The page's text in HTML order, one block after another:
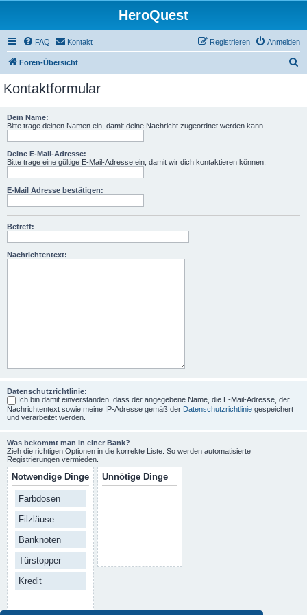
HeroQuest
FAQ Kontakt Anmelden
Registrieren
Foren-Übersicht
Kontaktformular
Dein Name:
Bitte trage deinen Namen ein, damit deine Nachricht zugeordnet werden kann.
Deine E-Mail-Adresse:
Bitte trage eine gültige E-Mail-Adresse ein, damit wir dich kontaktieren können.
E-Mail Adresse bestätigen:
Betreff:
Nachrichtentext:
Datenschutzrichtlinie:
Ich bin damit einverstanden, dass der angegebene Name, die E-Mail-Adresse, der
Nachrichtentext sowie meine IP-Adresse gemäß der Datenschutzrichtlinie gespeichert
und verarbeitet werden.
Was bekommt man in einer Bank?
Zieh die richtigen Optionen in die korrekte Liste. So werden automatisierte
Registrierungen vermieden.
Notwendige Dinge
Farbdosen
Filzläuse
Banknoten
Türstopper
Kredit
Unnötige Dinge